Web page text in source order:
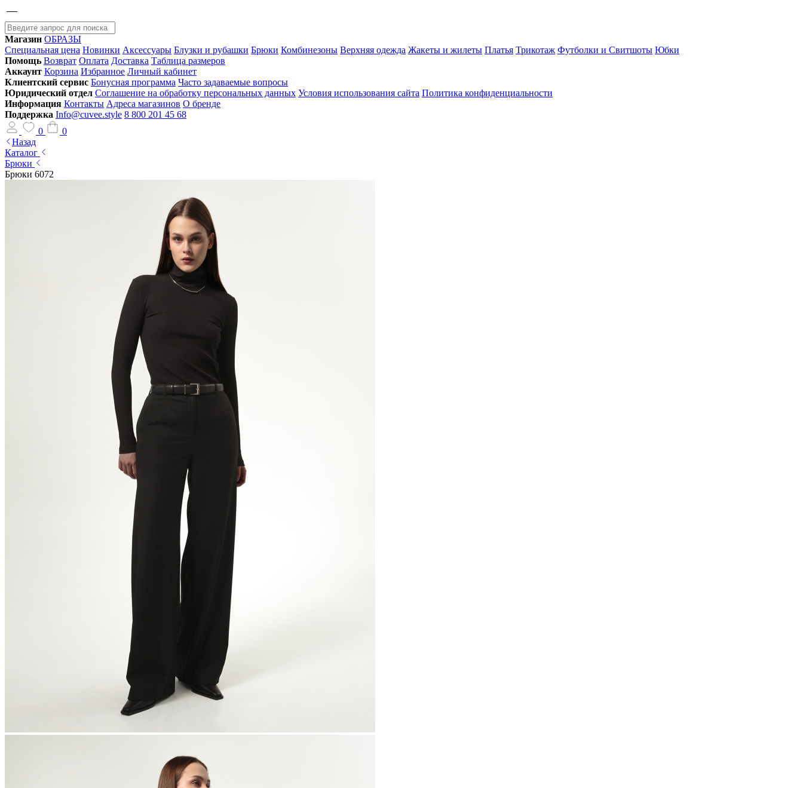
Магазин ОБРАЗЫ
Специальная цена Новинки Аксессуары Блузки и рубашки Брюки Комбинезоны Верхняя одежда Жакеты и жилеты Платья Трикотаж Футболки и Свитшоты Юбки
Помощь Возврат Оплата Доставка Таблица размеров
Аккаунт Корзина Избранное Личный кабинет
Клиентский сервис Бонусная программа Часто задаваемые вопросы
Юридический отдел Соглашение на обработку персональных данных Условия использования сайта Политика конфиденциальности
Информация Контакты Адреса магазинов О бренде
Поддержка Info@cuvee.style 8 800 201 45 68
0
0
Назад
Каталог
Брюки
Брюки 6072